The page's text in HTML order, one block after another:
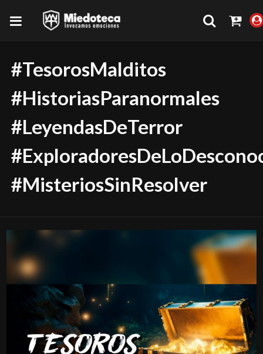
#TesorosMalditos
#HistoriasParanormales
#LeyendasDeTerror
#MisteriosSinResolver